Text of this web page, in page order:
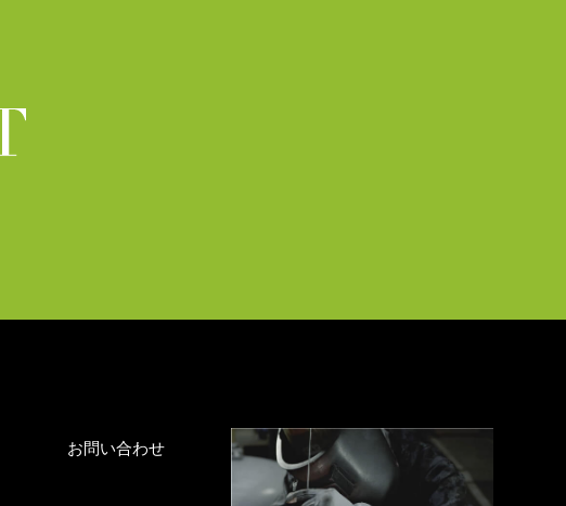
お問い合わせ